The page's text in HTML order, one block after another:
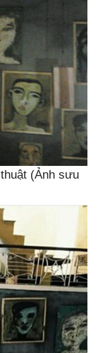
(Ảnh sưu